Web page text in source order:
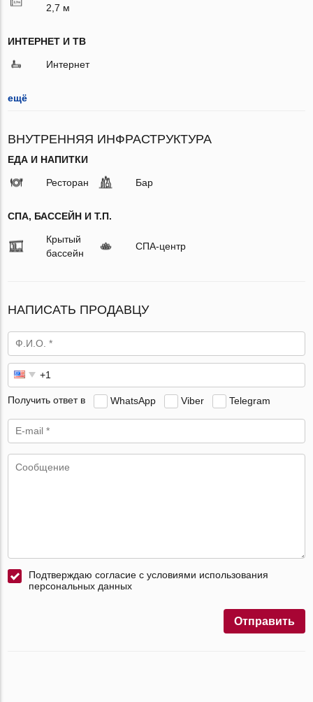
2,7 м
ИНТЕРНЕТ И ТВ
Интернет
ещё
ВНУТРЕННЯЯ ИНФРАСТРУКТУРА
ЕДА И НАПИТКИ
Ресторан Бар
СПА, БАССЕЙН И Т.П.
Крытый
бассейн
СПА-центр
НАПИСАТЬ ПРОДАВЦУ
Получить ответ в WhatsApp Viber Telegram
Подтверждаю согласие с условиями использования
персональных данных
Отправить